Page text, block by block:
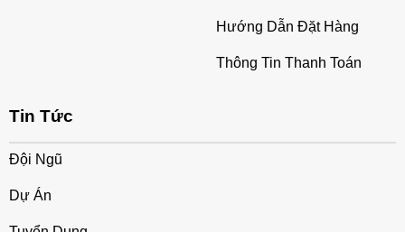
Hướng Dẫn Đặt Hàng
Thông Tin Thanh Toán
Tin Tức
Đội Ngũ
Dự Án